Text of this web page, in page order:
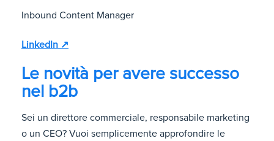
Inbound Content Manager
LinkedIn ↗
Le novità per avere successo
nel b2b
Sei un direttore commerciale, responsabile marketing
o un CEO? Vuoi semplicemente approfondire le